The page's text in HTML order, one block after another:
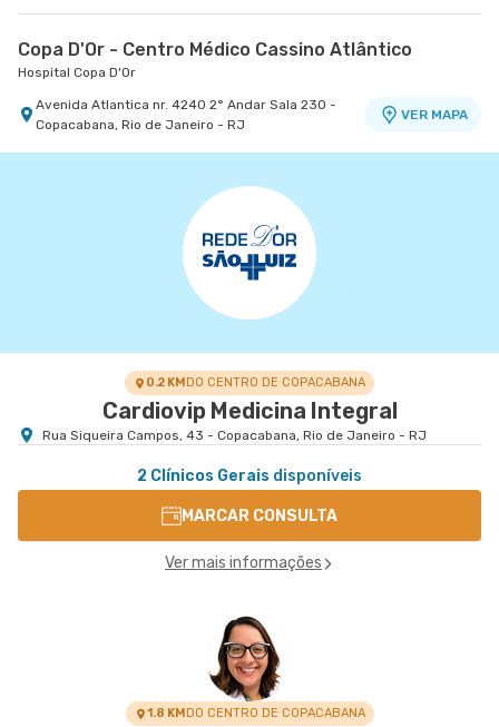
Copa D'Or - Centro Médico Cassino Atlântico
Hospital Copa D'Or
Avenida Atlantica nr. 4240 2° Andar Sala 230 -
Copacabana, Rio de Janeiro - RJ
VER MAPA
0.2 KMDO CENTRO DE COPACABANA
Cardiovip Medicina Integral
Rua Siqueira Campos, 43 - Copacabana, Rio de Janeiro - RJ
2 Clínicos Gerais disponíveis
MARCAR CONSULTA
Ver mais informações
1.8 KMDO CENTRO DE COPACABANA